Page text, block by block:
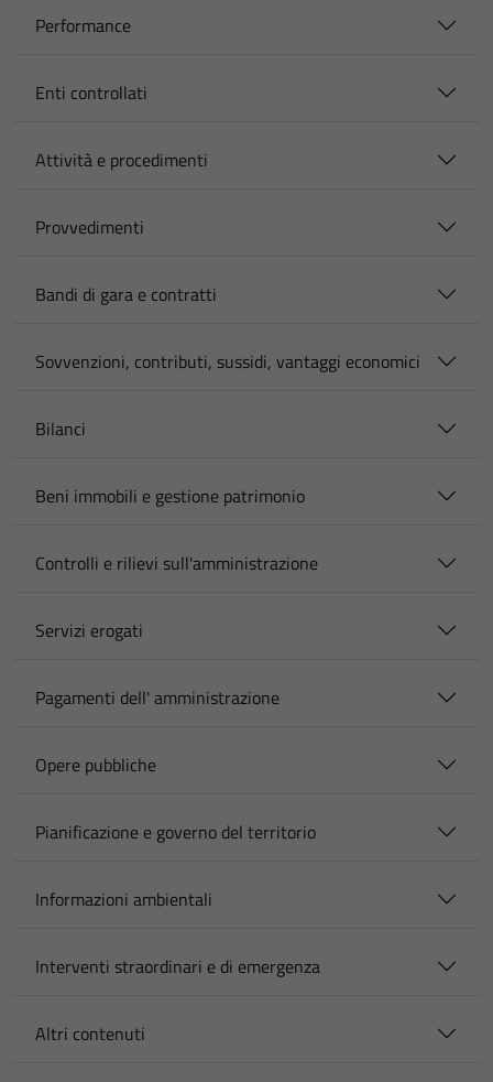
Performance
Enti controllati
Attività e procedimenti
Provvedimenti
Bandi di gara e contratti
Sovvenzioni, contributi, sussidi, vantaggi economici
Bilanci
Beni immobili e gestione patrimonio
Controlli e rilievi sull'amministrazione
Servizi erogati
Pagamenti dell' amministrazione
Opere pubbliche
Pianificazione e governo del territorio
Informazioni ambientali
Interventi straordinari e di emergenza
Altri contenuti